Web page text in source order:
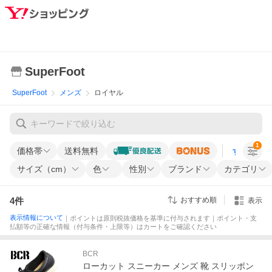
SuperFoot
SuperFoot メンズ ロイヤル
価格帯 送料無料 すべての条
サイズ（cm） 色 性別 ブランド カテゴリ
1
4件 おすすめ順 表示
表示情報について ｜ポイントは原則税抜価格を基準に付与されます｜ポイント・支
払額等の正確な情報（付与条件・上限等）はカートをご確認ください
BCR
ローカット スニーカー メンズ 靴 スリッポン